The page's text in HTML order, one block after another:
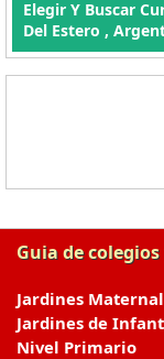
Elegir Y Buscar
Del Estero ,
Guia de
Jardines
Jardines de
Nivel Primario